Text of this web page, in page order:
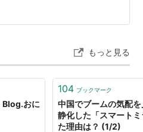
な〜と。 僕は実際ありま
作品だとたまにそういったシ
てしまいます。 そんな時、
まし…
もっと見る
Blog.おに
104 ブックマーク
中国でブームの気配
静化した「スマート
た理由は？ (1/2)